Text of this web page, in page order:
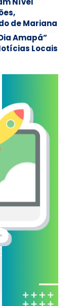
de Mariana
Amapá”
Locais